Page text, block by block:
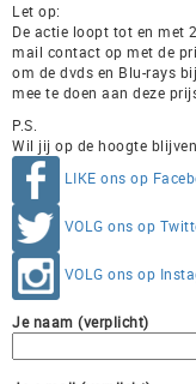
Let op:
De actie loopt tot en met
mail contact op met de
om de dvds en Blu-rays
mee te doen aan deze
P.S.
Wil jij op de hoogte
LIKE ons op
VOLG ons op
VOLG ons op
Je naam (verplicht)